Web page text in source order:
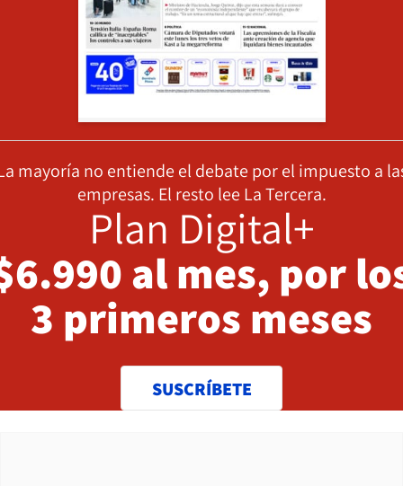
mayoría no entiende el debate por el impuesto a
empresas. El resto lee La Tercera.
Plan Digital+
al mes, por
3 primeros meses
SUSCRÍBETE